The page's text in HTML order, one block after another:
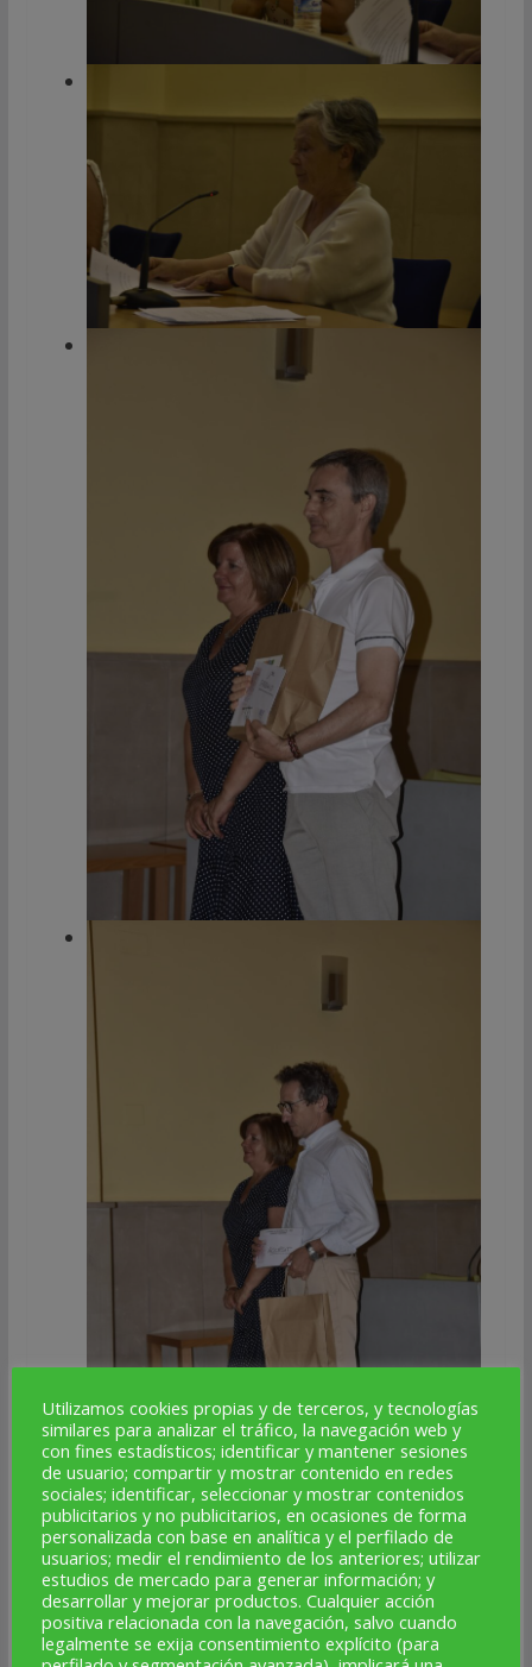
Utilizamos cookies propias y de terceros, y tecnologías
similares para analizar el tráfico, la navegación web y
con fines estadísticos; identificar y mantener sesiones
de usuario; compartir y mostrar contenido en redes
sociales; identificar, seleccionar y mostrar contenidos
publicitarios y no publicitarios, en ocasiones de forma
personalizada con base en analítica y el perfilado de
usuarios; medir el rendimiento de los anteriores; utilizar
estudios de mercado para generar información; y
desarrollar y mejorar productos. Cualquier acción
positiva relacionada con la navegación, salvo cuando
legalmente se exija consentimiento explícito (para